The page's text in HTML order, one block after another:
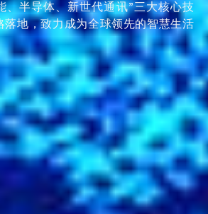
、半导体、新世代通讯”三大核心技
落地，致力成为全球领先的智慧生活